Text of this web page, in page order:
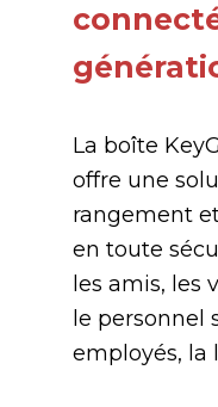
La boîte
offre une
rangement
en toute
les amis, les
le personnel
employés, la